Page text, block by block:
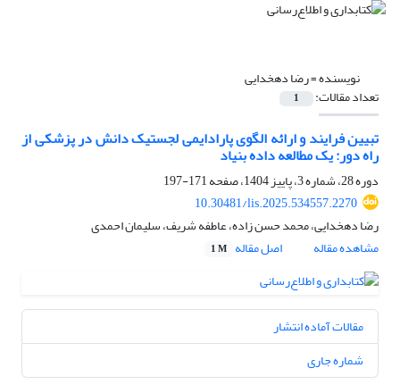
نویسنده =رضا دهخدایی
تعداد مقالات: 1
تبیین فرایند و ارائه الگوی پارادایمی لجستیک دانش در پزشکی از
راه دور: یک مطالعه داده بنیاد
دوره 28، شماره 3، پاییز 1404، صفحه
171-197
10.30481/lis.2025.534557.2270
رضا دهخدایی، محمد حسن زاده، عاطفه شریف، سلیمان احمدی
مشاهده مقاله
اصل مقاله 1 M
مقالات آماده انتشار
شماره جاری